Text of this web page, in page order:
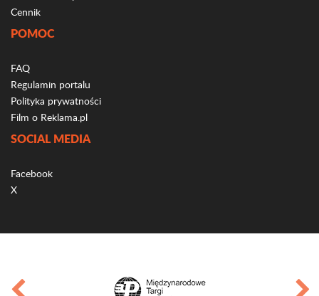
Cennik
POMOC
FAQ
Regulamin portalu
Polityka prywatności
Film o Reklama.pl
SOCIAL MEDIA
Facebook
X